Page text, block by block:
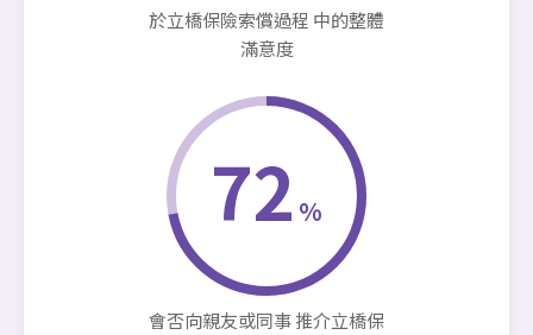
於立橋保險索償過程 中的整體
滿意度
72%
會否向親友或同事 推介立橋保